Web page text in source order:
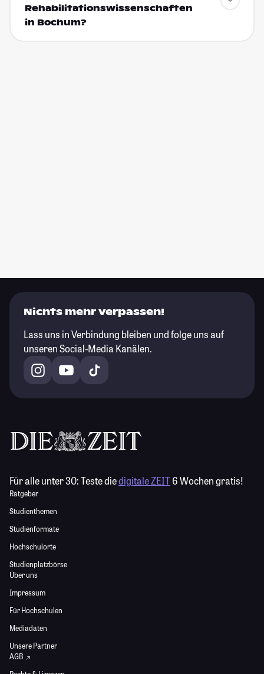
Rehabilitationswissenschaften
in Bochum?
Nichts mehr verpassen!
Lass uns in Verbindung bleiben und folge uns auf
unseren Social-Media Kanälen.
Für alle unter 30:Teste diedigitale ZEIT6 Wochen gratis!
Ratgeber
Studienthemen
Studienformate
Hochschulorte
Studienplatzbörse
Über uns
Impressum
Für Hochschulen
Mediadaten
Unsere Partner
AGB